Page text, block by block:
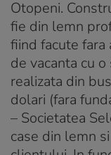
Otopeni.
fie din lemn
fiind facute fara
de vacanta cu
realizata din
dolari (fara
– Societatea
case din lemn